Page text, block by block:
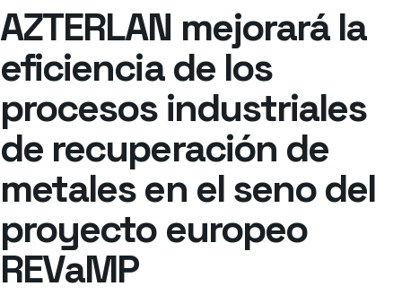
AZTERLAN mejorará la
eficiencia de los
procesos industriales
de recuperación de
metales en el seno del
proyecto europeo
REVaMP